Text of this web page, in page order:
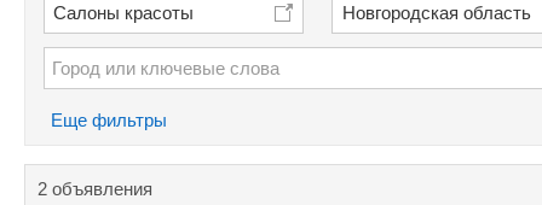
Салоны красоты Новгородская область
Еще фильтры
2 объявления